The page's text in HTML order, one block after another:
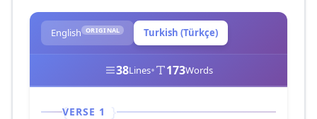
English ORIGINAL Turkish (Türkçe)
38Lines• 173Words
VERSE 1